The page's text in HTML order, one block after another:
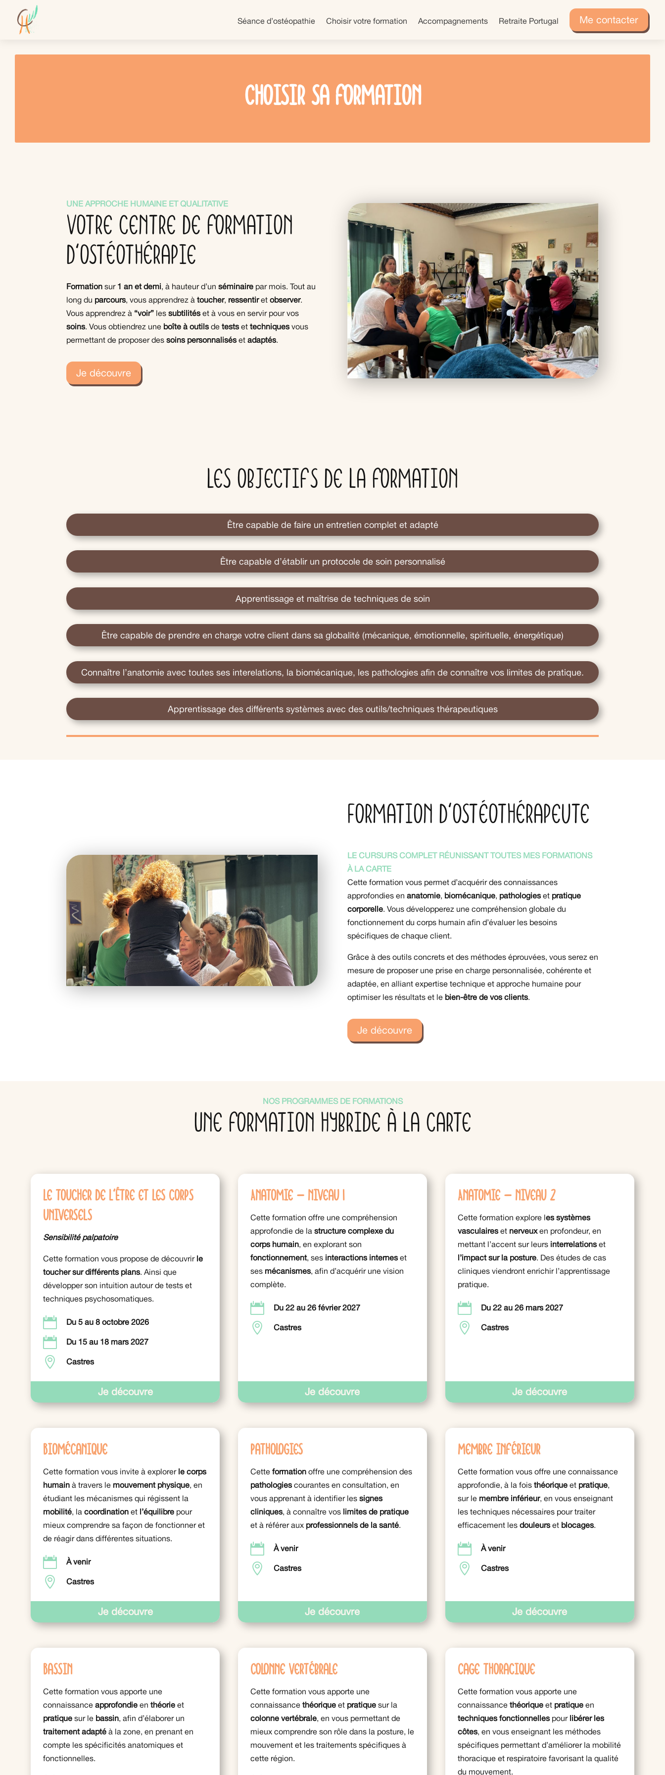
Séance d’ostéopathie Choisir votre formation Accompagnements Retraite Portugal Me contacter
Choisir sa formation
UNE APPROCHE HUMAINE ET QUALITATIVE
Votre centre de formation
d'ostéothérapie
Formation sur 1 an et demi, à hauteur d’unséminaire par mois. Tout au
long du parcours, vous apprendrez àtoucher, ressentiretobserver.
Vous apprendrez à “voir” lessubtilitéset à vous en servir pour vos
soins. Vous obtiendrez une boîte à outilsdetestsettechniquesvous
permettant de proposer dessoins personnalisésetadaptés.
Je découvre
Les objectifs de la formation
Être capable de faire un entretien complet et adapté
Être capable d’établir un protocole de soin personnalisé
Apprentissage et maîtrise de techniques de soin
Être capable de prendre en charge votre client dans sa globalité (mécanique, émotionnelle, spirituelle, énergétique)
Connaître l’anatomie avec toutes ses interelations, la biomécanique, les pathologies afin de connaître vos limites de pratique.
Apprentissage des différents systèmes avec des outils/techniques thérapeutiques
Formation d'ostéothérapeute
LE CURSURS COMPLET RÉUNISSANT TOUTES MES FORMATIONS
À LA CARTE
Cette formation vous permet d’acquérir des connaissances
approfondies en anatomie, biomécanique, pathologieset pratique
corporelle. Vous développerez une compréhension globale du
fonctionnement du corps humain afin d’évaluer les besoins
spécifiques de chaque client.
Grâce à des outils concrets et des méthodes éprouvées, vous serez en
mesure de proposer une prise en charge personnalisée, cohérente et
adaptée, en alliant expertise technique et approche humaine pour
optimiser les résultats et le bien-être de vos clients.
Je découvre
NOS PROGRAMMES DE FORMATIONS
Une formation hybride à la carte
Le toucher de l'Être et les corps
universels
Sensibilité palpatoire
Cette formation vous propose de découvrir le
toucher sur différents plans. Ainsi que
développer son intuition autour de tests et
techniques psychosomatiques.
 Du 5 au 8 octobre 2026
 Du 15 au 18 mars 2027
 Castres
Je découvre
Anatomie – niveau 1
Cette formation offre une compréhension
approfondie de la structure complexe du
corps humain, en explorant son
fonctionnement, ses interactions interneset
ses mécanismes, afin d’acquérir une vision
complète.
 Du 22 au 26 février 2027
 Castres
Je découvre
Anatomie – niveau 2
Cette formation explore les systèmes
vasculaireset nerveuxen profondeur, en
mettant l’accent sur leurs interrelationset
l’impact sur la posture. Des études de cas
cliniques viendront enrichir l’apprentissage
pratique.
 Du 22 au 26 mars 2027
 Castres
Je découvre
Biomécanique
Cette formation vous invite à explorer le corps
humain à travers le mouvement physique, en
étudiant les mécanismes qui régissent la
mobilité, lacoordination et l’équilibre pour
mieux comprendre sa façon de fonctionner et
de réagir dans différentes situations.
 À venir
 Castres
Je découvre
Pathologies
Cette formationoffre une compréhension des
pathologiescourantes en consultation, en
vous apprenant à identifier les signes
cliniques, à connaître vos limites de pratique
et à référeraux professionnels de la santé.
 À venir
 Castres
Je découvre
Membre inférieur
Cette formation vous offre une connaissance
approfondie, à la fois théoriqueet pratique,
sur le membre inférieur, en vous enseignant
les techniques nécessaires pour traiter
efficacement les douleurset blocages.
 À venir
 Castres
Je découvre
Bassin
Cette formation vous apporte une
connaissanceapprofondie enthéorie et
pratique sur le bassin, afin d’élaborer un
traitement adapté à la zone, en prenant en
compte les spécificités anatomiques et
fonctionnelles.
Colonne vertébrale
Cette formation vous apporte une
connaissance théoriqueet pratiquesur la
colonne vertébrale, en vous permettant de
mieux comprendre son rôle dans la posture, le
mouvement et les traitements spécifiques à
cette région.
Cage thoracique
Cette formation vous apporte une
connaissance théoriqueet pratiqueen
techniques fonctionnellespour libérer les
côtes, en vous enseignant les méthodes
spécifiques permettant d’améliorer la mobilité
thoracique et respiratoire favorisant la qualité
du mouvement.